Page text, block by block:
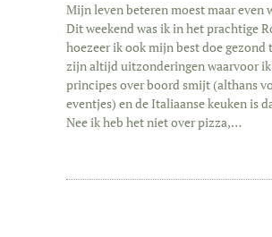
Mijn leven beteren moest maar even
Dit weekend was ik in het prachtige
hoezeer ik ook mijn best doe gezond
zijn altijd uitzonderingen waarvoor
principes over boord smijt (althans
eventjes) en de Italiaanse keuken is
Nee ik heb het niet over pizza,…